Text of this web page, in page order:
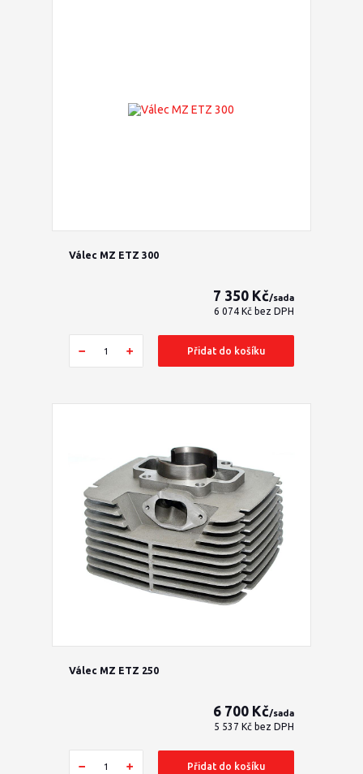
Válec MZ ETZ 300
7 350 Kč/sada
6 074 Kč bez DPH
Přidat do košíku
Válec MZ ETZ 250
6 700 Kč/sada
5 537 Kč bez DPH
Přidat do košíku